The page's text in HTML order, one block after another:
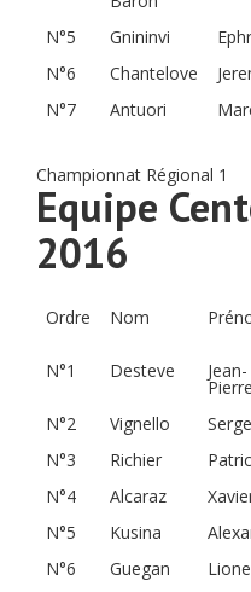
N°5 Gnininvi
N°6
Chantelove
N°7
Antuori
Championnat Régional 1
Equipe
2016
Ordre Nom
N°1
Desteve Jean-
Pierre
N°2 Vignello Serge
N°3
Richier
N°4
Alcaraz
N°5
Kusina
N°6
Guegan